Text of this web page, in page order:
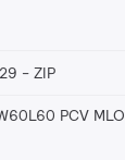
ZIP
PCV MLO